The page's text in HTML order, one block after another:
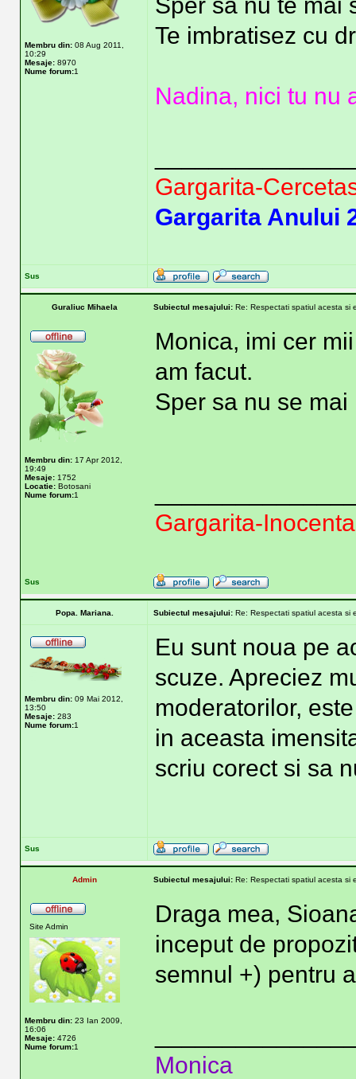
Membru din: 08 Aug 2011,
10:29
Mesaje: 8970
Nume forum:1
Te imbratisez cu
Nadina, nici tu nu
Gargarita-
Gargarita Anului
Sus
Guraliuc Mihaela Subiectul mesajului: Re: Respectati spatiul acesta si
Membru din: 17 Apr 2012,
19:49
Mesaje: 1752
Locatie: Botosani
Nume forum:1
Monica, imi cer
am facut.
Sper sa nu se mai
Gargarita-
Sus
Popa. Mariana. Subiectul mesajului: Re: Respectati spatiul acesta si
Membru din: 09 Mai 2012,
13:50
Mesaje: 283
Nume forum:1
Eu sunt noua pe
scuze. Apreciez
moderatorilor,
in aceasta
scriu corect si sa
Sus
Admin Subiectul mesajului: Re: Respectati spatiul acesta si
Site Admin
Membru din: 23 Ian 2009,
16:06
Mesaje: 4726
Nume forum:1
Draga mea,
inceput de
semnul +) pentru
Monica